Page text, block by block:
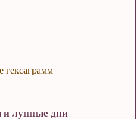
гексаграмм
и лунные дни